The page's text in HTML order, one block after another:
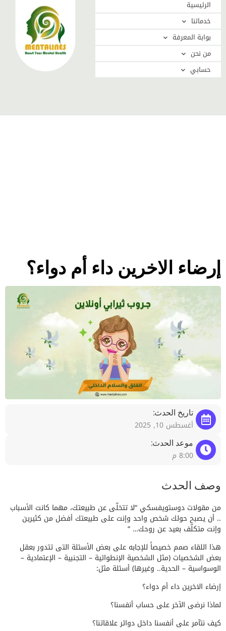
الرئيسية
خدماتنا
بوابة المعرفة
من نحن
حسابي
إرضاء الاخرين داء أم دواء؟
تاريخ الحدث:
أغسطس 10, 2025
موعد الحدث:
8:00 م
وصف الحدث
من مقولات دوستويفسكي “لا تتخلّى عن طبيعتك، مهما كانت الأسباب
.. أن يصبح حولك شخص واحد وإنت على طبيعتك أفضل من كثيرين
وإنت متكلّف بعيد عن روحك… “
هذا اللقاء صمم خصيصاً للإجابه على بعض الأسئلة التى تتدور بعقل
بعض الشخصيات (مثل الشخصية الإنطوائية – التجنبية – الإعتمادية –
الوسواسية – الحدية.. وغيرها) أسئلة مثل:
إرضاء الاخرين داء أم دواء؟
لماذا نرضى الآخر على حساب أنفسنا؟
كيف نتآمر على أنفسنا داخل دوائر علاقاتنا؟